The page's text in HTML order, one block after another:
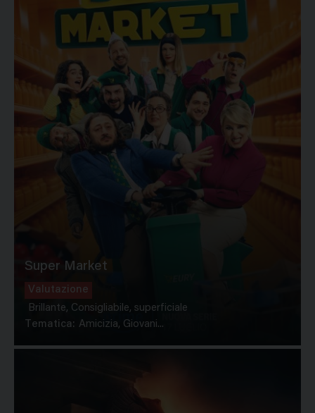
Super Market
Valutazione
Brillante, Consigliabile, superficiale
Tematica: Amicizia, Giovani...